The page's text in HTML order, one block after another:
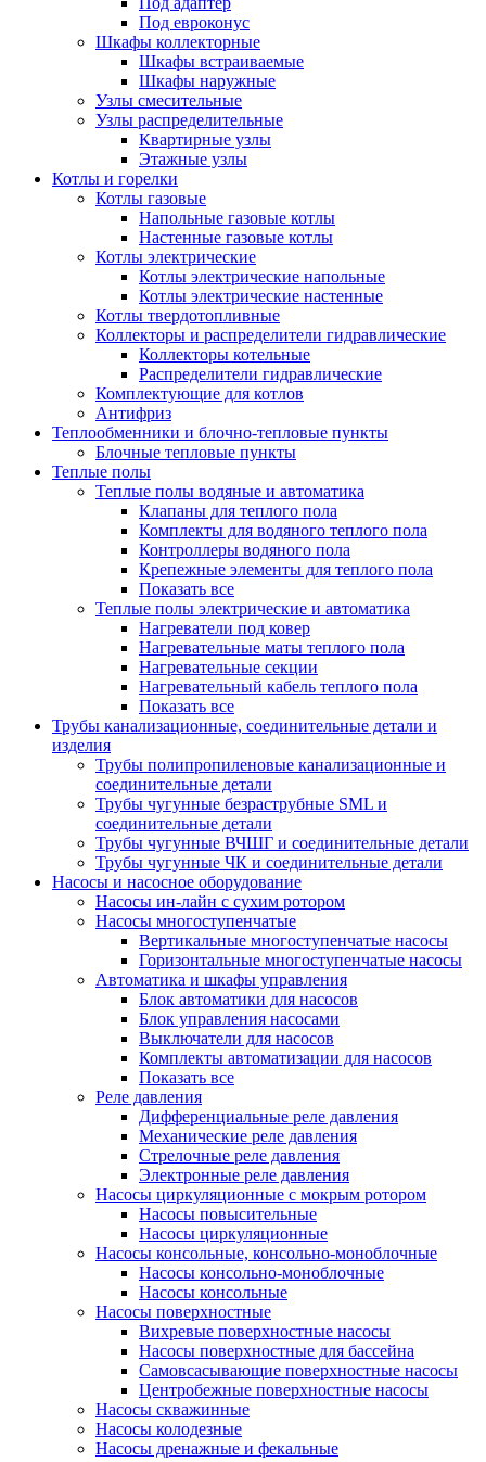
Под евроконус
Шкафы коллекторные
Шкафы встраиваемые
Шкафы наружные
Узлы смесительные
Узлы распределительные
Квартирные узлы
Этажные узлы
Котлы и горелки
Котлы газовые
Напольные газовые котлы
Настенные газовые котлы
Котлы электрические
Котлы электрические напольные
Котлы электрические настенные
Котлы твердотопливные
Коллекторы и распределители гидравлические
Коллекторы котельные
Распределители гидравлические
Комплектующие для котлов
Антифриз
Теплообменники и блочно-тепловые пункты
Блочные тепловые пункты
Теплые полы
Теплые полы водяные и автоматика
Клапаны для теплого пола
Комплекты для водяного теплого пола
Контроллеры водяного пола
Крепежные элементы для теплого пола
Показать все
Теплые полы электрические и автоматика
Нагреватели под ковер
Нагревательные маты теплого пола
Нагревательные секции
Нагревательный кабель теплого пола
Показать все
Трубы канализационные, соединительные детали и
изделия
Трубы полипропиленовые канализационные и
соединительные детали
Трубы чугунные безраструбные SML и
соединительные детали
Трубы чугунные ВЧШГ и соединительные детали
Трубы чугунные ЧК и соединительные детали
Насосы и насосное оборудование
Насосы ин-лайн с сухим ротором
Насосы многоступенчатые
Вертикальные многоступенчатые насосы
Горизонтальные многоступенчатые насосы
Автоматика и шкафы управления
Блок автоматики для насосов
Блок управления насосами
Выключатели для насосов
Комплекты автоматизации для насосов
Показать все
Реле давления
Дифференциальные реле давления
Механические реле давления
Стрелочные реле давления
Электронные реле давления
Насосы циркуляционные с мокрым ротором
Насосы повысительные
Насосы циркуляционные
Насосы консольные, консольно-моноблочные
Насосы консольно-моноблочные
Насосы консольные
Насосы поверхностные
Вихревые поверхностные насосы
Насосы поверхностные для бассейна
Самовсасывающие поверхностные насосы
Центробежные поверхностные насосы
Насосы скважинные
Насосы колодезные
Насосы дренажные и фекальные